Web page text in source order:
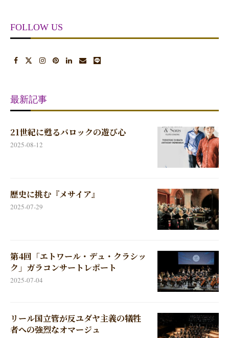
FOLLOW US
最新記事
21世紀に甦るバロックの遊び心
2025-08-12
歴史に挑む『メサイア』
2025-07-29
第4回「エトワール・デュ・クラシッ
ク」ガラコンサートレポート
2025-07-04
リール国立管が反ユダヤ主義の犠牲
者への強烈なオマージュ